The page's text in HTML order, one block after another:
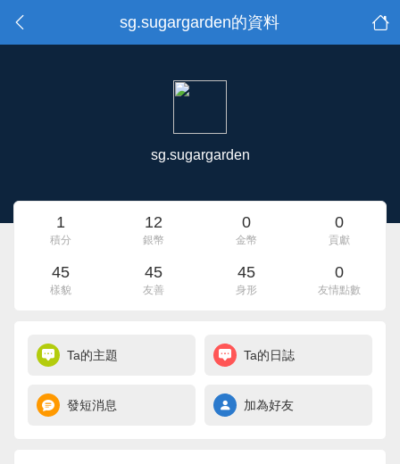
sg.sugargarden的資料
sg.sugargarden
1
積分
12
銀幣
0
金幣
0
貢獻
45
樣貌
45
友善
45
身形
0
友情點數
Ta的主題 Ta的日誌
發短消息 加為好友